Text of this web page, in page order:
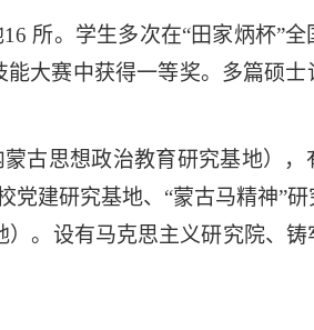
16 所。 学生多次在“田家炳杯”
大赛中获得一等奖。多篇硕
古思想政治教育研究基地），
党建研究基地、 “蒙古马精神”
） 。 设有马克思主义研究院、